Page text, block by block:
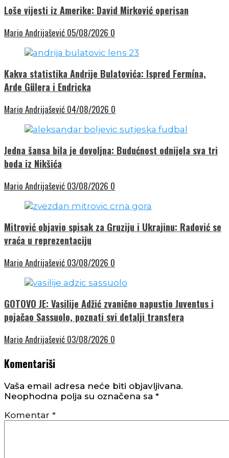
Loše vijesti iz Amerike: David Mirković operisan
Mario Andrijašević 05/08/2026 0
Kakva statistika Andrije Bulatovića: Ispred Fermína,
Arde Gülera i Endricka
Mario Andrijašević 04/08/2026 0
Jedna šansa bila je dovoljna: Budućnost odnijela sva tri
boda iz Nikšića
Mario Andrijašević 03/08/2026 0
Mitrović objavio spisak za Gruziju i Ukrajinu: Radović se
vraća u reprezentaciju
Mario Andrijašević 03/08/2026 0
GOTOVO JE: Vasilije Adžić zvanično napustio Juventus i
pojačao Sassuolo, poznati svi detalji transfera
Mario Andrijašević 03/08/2026 0
Komentariši
Vaša email adresa neće biti objavljivana.
Neophodna polja su označena sa *
Komentar *